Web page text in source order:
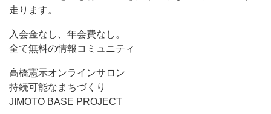
走ります。
入会金なし、年会費なし。
全て無料の情報コミュニティ
高橋憲示オンラインサロン
持続可能なまちづくり
JIMOTO BASE PROJECT